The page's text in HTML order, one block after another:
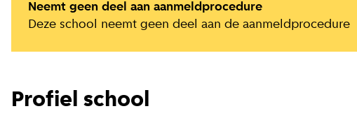
Neemt geen deel aan aanmeldprocedure
Deze school neemt geen deel aan de aanmeldprocedure
Profiel school